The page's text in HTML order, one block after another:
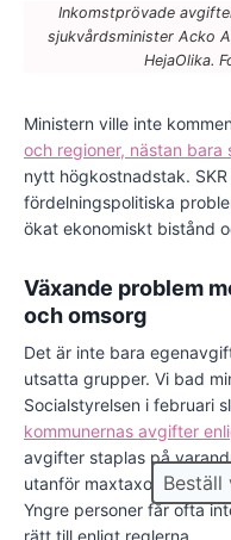
Inkomstprövade
sjukvårdsminister Acko
HejaOlika.
Ministern ville inte
och regioner, nästan bara
nytt högkostnadstak. SKR
fördelningspolitiska
ökat ekonomiskt bistånd
Växande problem
och omsorg
Det är inte bara
utsatta grupper. Vi bad
Socialstyrelsen i februari
kommunernas avgifter
avgifter staplas på
utanför maxtaxorna, så
Yngre personer får ofta
Beställ